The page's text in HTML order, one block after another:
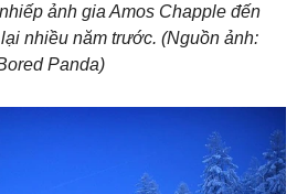
ảnh gia Amos Chapple đến
nhiều năm trước. (Nguồn ảnh:
Panda)